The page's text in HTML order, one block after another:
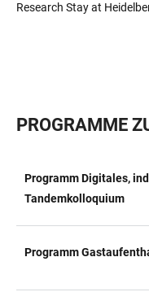
Research Stay at
PROGRAMME
TABLE
Programm Digitales,
Tandemkolloquium
Programm